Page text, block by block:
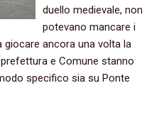
duello medievale, non
potevano mancare i
giocare ancora una volta la
e Comune stanno
specifico sia su Ponte